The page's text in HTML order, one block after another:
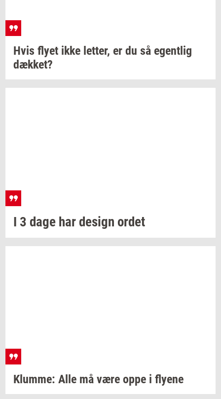
Hvis flyet ikke let­ter, er du så egent­lig
dæk­ket?
I 3 dage harde­sign ordet
Klum­me: Alle må være oppe i fly­e­ne